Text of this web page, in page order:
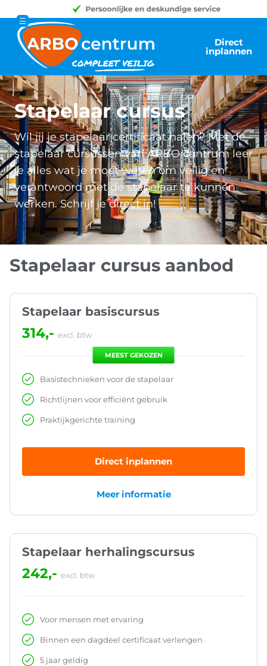
Direct
inplannen
Stapelaar cursus
Wil jij je stapelaar certificaat halen? Met de
stapelaar cursussen van ARBO centrum leer
je alles wat je moet weten om veilig en
verantwoord met de stapelaar te kunnen
werken. Schrijf je direct in!
Stapelaar cursus aanbod
Stapelaar basiscursus
314,- excl. btw
MEEST GEKOZEN
Basistechnieken voor de stapelaar
Richtlijnen voor efficiënt gebruik
Praktijkgerichte training
Direct inplannen
Meer informatie
Stapelaar herhalingscursus
242,- excl. btw
Voor mensen met ervaring
Binnen een dagdeel certificaat verlengen
5 jaar geldig